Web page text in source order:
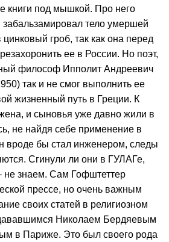
книги под мышкой. Про него
забальзамировал тело умершей
гроб, так как она перед
ее в России. Но поэт,
философ Ипполит Андреевич
так и не смог выполнить ее
жизненный путь в Греции. К
и сыновья уже давно жили в
не найдя себе применение в
вроде бы стал инженером, следы
Сгинули ли они в ГУЛАГе,
не знаем. Сам Гофштеттер
прессе, но очень важным
своих статей в религиозном
Николаем Бердяевым
в Париже. Это был своего рода